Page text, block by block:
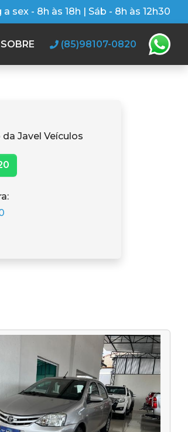
a sex - 8h às 18h | Sáb - 8h às 12h30
SOBRE (85)98107-0820
Javel Veículos